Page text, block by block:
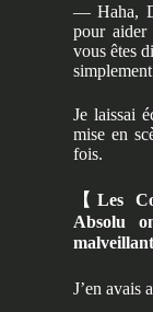
— Haha,
pour
vous êtes
Je laissai
mise en
fois.
【Les
Absolu
J’en avais